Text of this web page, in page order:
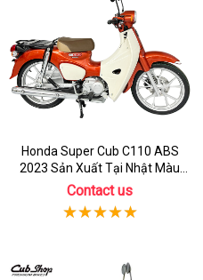
Honda Super Cub C110 ABS
2023 Sản Xuất Tại Nhật Màu
Cam
Contact us